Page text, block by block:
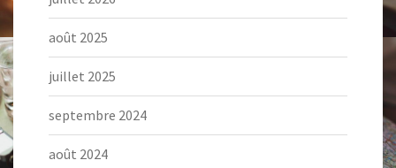
août 2025
juillet 2025
septembre 2024
août 2024